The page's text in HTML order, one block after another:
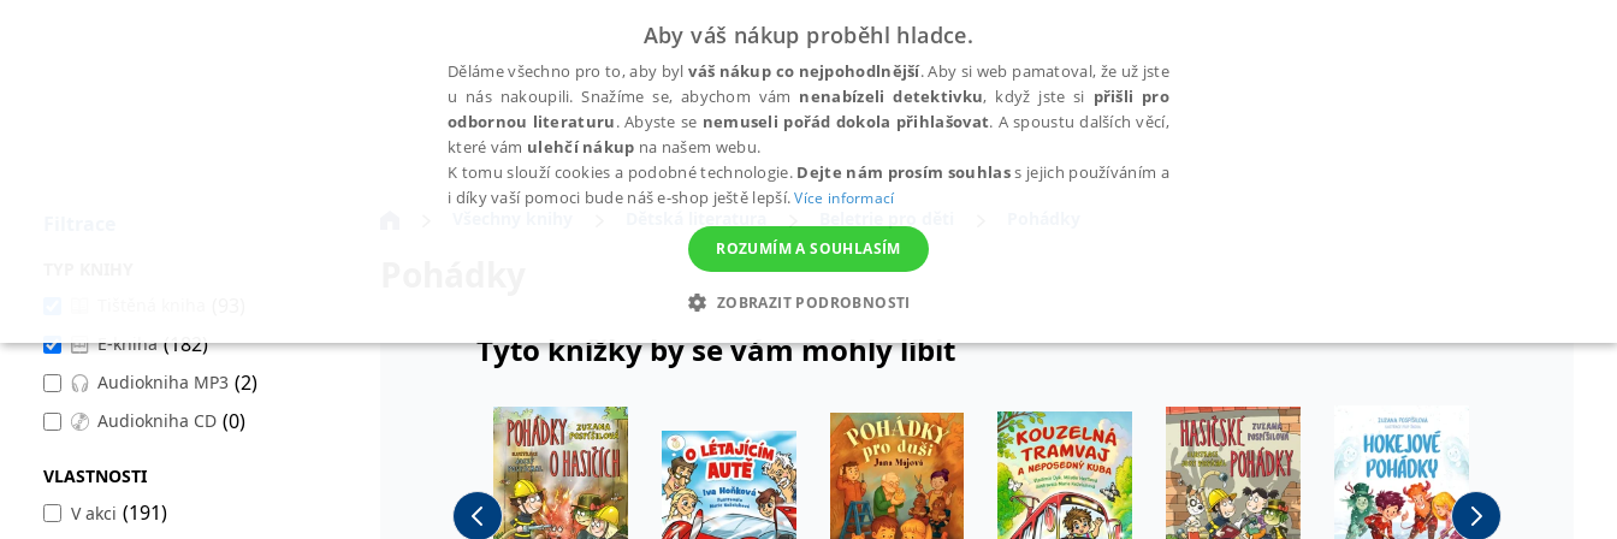
E-kniha (182)
Audiokniha MP3 (2)
Audiokniha CD (0)
VLASTNOSTI
V akci (191)
Tyto knížky by se vám mohly líbit
Aby váš nákup proběhl hladce.
Děláme všechno pro to, aby bylváš nákup co nejpohodlnější. Aby si web pamatoval, že už jste
u nás nakoupili. Snažíme se, abychom vám nenabízeli detektivku, když jste si přišli pro
odbornou literaturu. Abyste se nemuseli pořád dokola přihlašovat. A spoustu dalších věcí,
které vám ulehčí nákup na našem webu.
K tomu slouží cookies a podobné technologie. Dejte nám prosím souhlass jejich používáním a
i díky vaší pomoci bude náš e-shop ještě lepší.Více informací
ROZUMÍM A SOUHLASÍM
ZOBRAZIT PODROBNOSTI
NEZBYTNÉ ANALYTICKÉ MARKETINGOVÉ FUNKČNÍ NEZAŘAZENÉ SOUBORY
Nezbytné Analytické Marketingové Funkční Nezařazené soubory
Nezbytně nutné soubory cookie umožňují základní funkce webových stránek, jako je přihlášení uživatele a správa účtu. Webové stránky nelze bez nezbytně nutných souborů cookie správně používat.